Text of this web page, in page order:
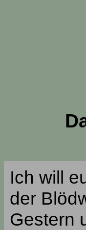
Ich will
der
Gestern